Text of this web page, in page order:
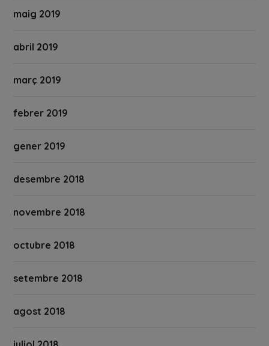
maig 2019
abril 2019
març 2019
febrer 2019
gener 2019
desembre 2018
novembre 2018
octubre 2018
setembre 2018
agost 2018